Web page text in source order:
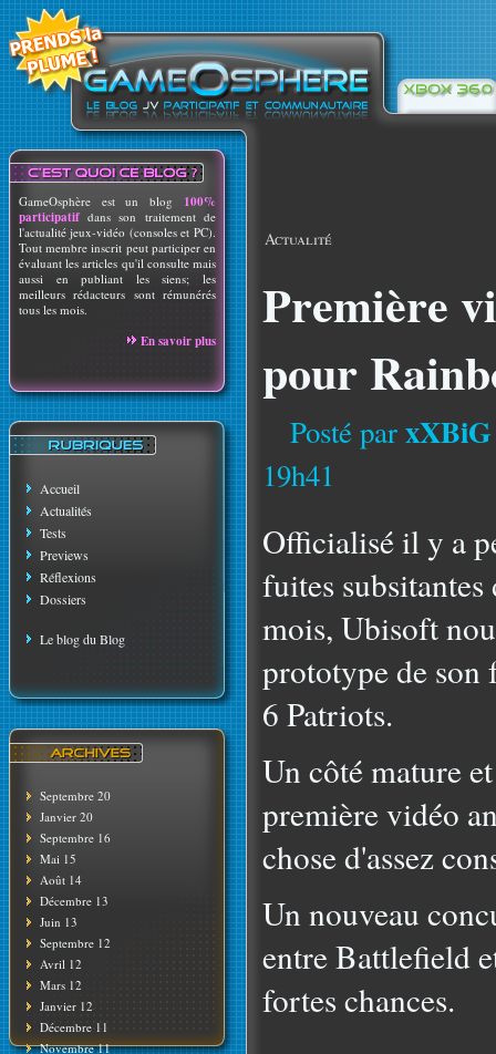
GameOsphère est un blog 100%
participatif dans son traitement de
l'actualité jeux-vidéo (consoles et PC).
Tout membre inscrit peut participer en
évaluant les articles qu'il consulte mais
aussi en publiant les siens; les
meilleurs rédacteurs sont rémunérés
tous les mois.
En savoir plus
Accueil
Actualités
Tests
Previews
Réflexions
Dossiers
Le blog du Blog
Septembre 20
Janvier 20
Septembre 16
Mai 15
Août 14
Décembre 13
Juin 13
Septembre 12
Avril 12
Mars 12
Janvier 12
Décembre 11
Novembre 11
Actualité
Première
pour
Posté par
19h41
Officialisé il y a
fuites
mois, Ubisoft
prototype de son
6 Patriots.
Un côté mature
première vidéo
chose d'assez
Un nouveau
entre Battlefield
fortes chances.